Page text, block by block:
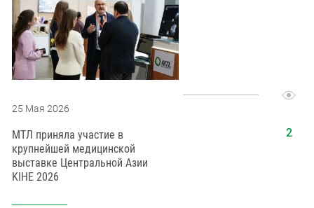
25 Мая 2026
МТЛ приняла участие в
крупнейшей медицинской
выставке Центральной Азии
KIHE 2026